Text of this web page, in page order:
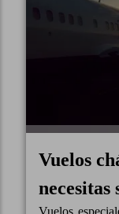
Vuelos
necesitas